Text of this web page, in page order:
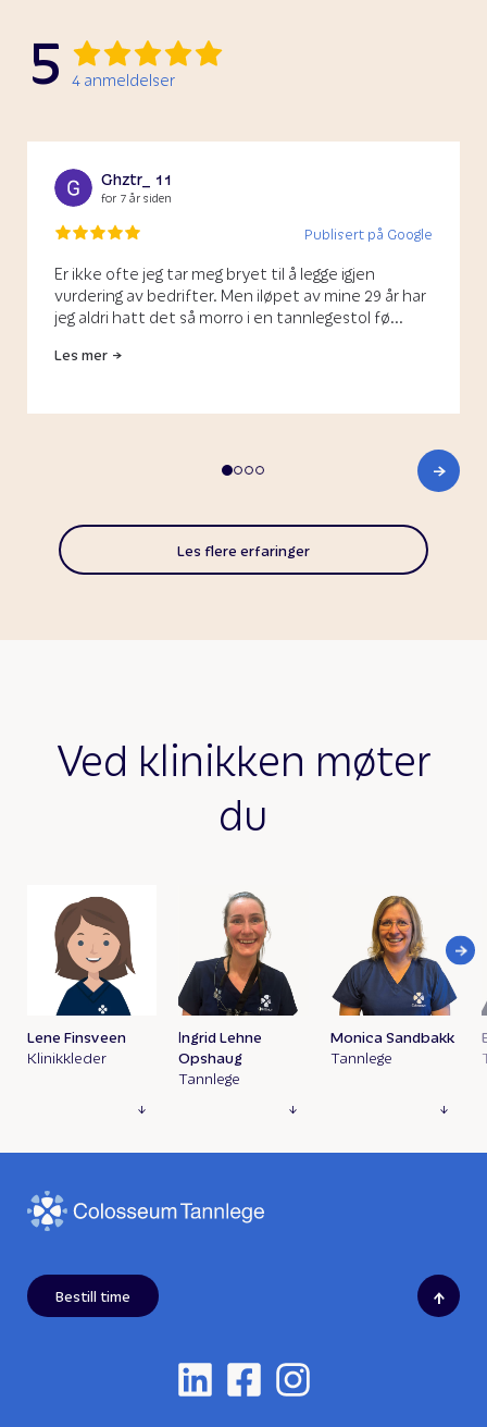
5 4 anmeldelser
Ghztr_ 11
for 7 år siden
Publisert på Google
Er ikke ofte jeg tar meg bryet til å legge igjen
vurdering av bedrifter. Men iløpet av mine 29 år har
jeg aldri hatt det så morro i en tannlegestol fø...
Les mer
Les flere erfaringer
Ved klinikken møter
du
Lene Finsveen
Klinikkleder
Ingrid Lehne
Opshaug
Tannlege
Monica Sandbakk
Tannlege
Bestill time ↑